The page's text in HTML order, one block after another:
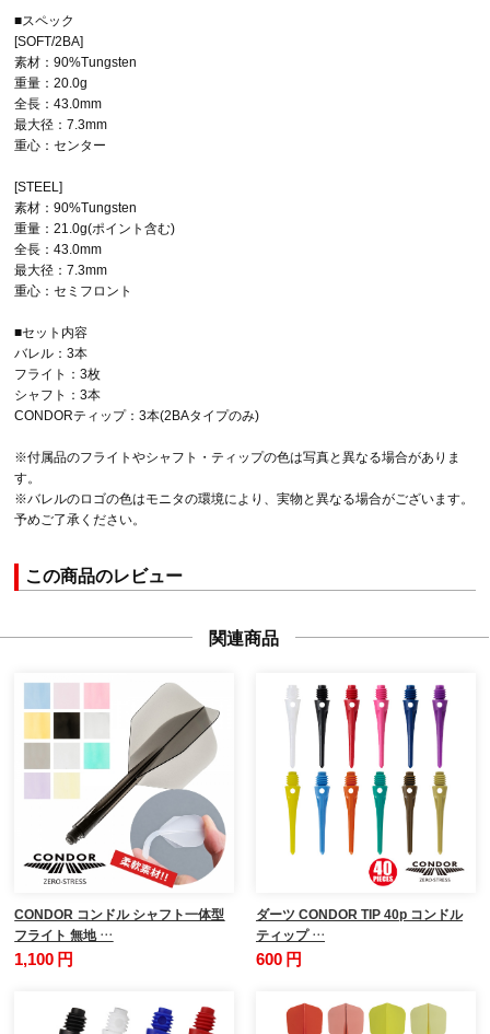
■スペック
[SOFT/2BA]
素材：90%Tungsten
重量：20.0g
全長：43.0mm
最大径：7.3mm
重心：センター
[STEEL]
素材：90%Tungsten
重量：21.0g(ポイント含む)
全長：43.0mm
最大径：7.3mm
重心：セミフロント
■セット内容
バレル：3本
フライト：3枚
シャフト：3本
CONDORティップ：3本(2BAタイプのみ)
※付属品のフライトやシャフト・ティップの色は写真と異なる場合がありま
す。
※バレルのロゴの色はモニタの環境により、実物と異なる場合がございます。
予めご了承ください。
この商品のレビュー
関連商品
CONDOR コンドル シャフト一体型
フライト 無地 …
1,100 円
ダーツ CONDOR TIP 40p コンドル
ティップ …
600 円